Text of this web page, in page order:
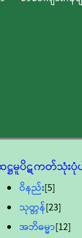
ဌမူပိဋကတ်သုံးပုံ
ဝိနည်း[5]
သုတ္တန်[23]
အဘိဓမ္မာ[12]